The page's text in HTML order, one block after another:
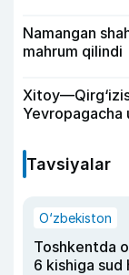
Namangan
mahrum qilindi
Yevropagacha
Tavsiyalar
O‘zbekiston
Toshkentda
6 kishiga sud